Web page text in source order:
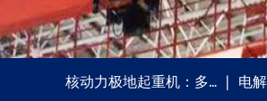
核动力极地起重机：多… 电